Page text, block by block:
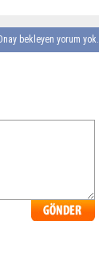
bekleyen yorum yok.